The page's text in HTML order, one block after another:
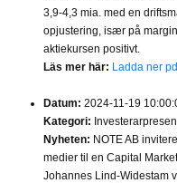
3,9-4,3 mia. med en
opjustering, især på
aktiekursen positivt.
Läs mer här: Ladda ner
Datum: 2024-11-19
Kategori:
Nyheten: NOTE AB
medier til en Capital
Johannes Lind-Widestam